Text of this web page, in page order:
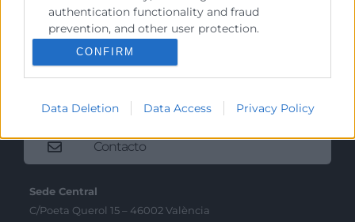
authentication functionality and fraud
prevention, and other user protection.
CONFIRM
Data Deletion Data Access Privacy Policy
Enllaços d’Interés
Fons Estructurals
Canal de Denúncia
Contacto
Sede Central
C/Poeta Querol 15 – 46002 València